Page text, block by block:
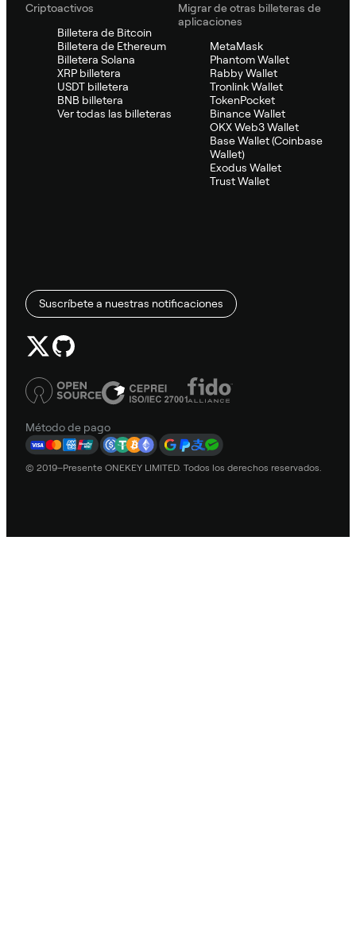
Criptoactivos
Billetera de Bitcoin
Billetera de Ethereum
Billetera Solana
XRP billetera
USDT billetera
BNB billetera
Ver todas las billeteras
Migrar de otras billeteras de
aplicaciones
MetaMask
Phantom Wallet
Rabby Wallet
Tronlink Wallet
TokenPocket
Binance Wallet
OKX Web3 Wallet
Base Wallet (Coinbase
Wallet)
Exodus Wallet
Trust Wallet
Suscríbete a nuestras notificaciones
Método de pago
© 2019–Presente ONEKEY LIMITED. Todos los derechos reservados.